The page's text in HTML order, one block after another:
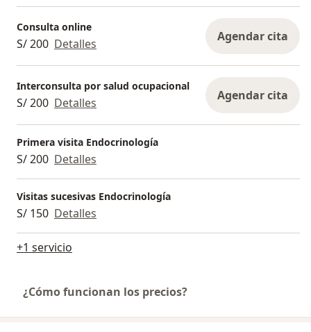
Consulta online
S/ 200 Detalles Agendar cita
Interconsulta por salud ocupacional
S/ 200 Detalles Agendar cita
Primera visita Endocrinología
S/ 200 Detalles
Visitas sucesivas Endocrinología
S/ 150 Detalles
+1 servicio
¿Cómo funcionan los precios?